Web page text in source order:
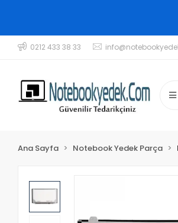
0212 433 38 33
Ana Sayfa Notebook Yedek Parça